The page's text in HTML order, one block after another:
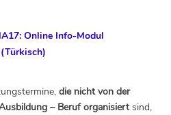
Online Info-Modul
die nicht von der
– Beruf organisiertsind,